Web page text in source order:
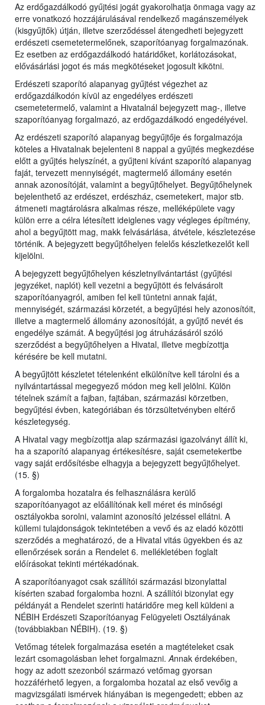
Az erdőgazdálkodó gyűjtési jogát gyakorolhatja önmaga vagy az
erre vonatkozó hozzájárulásával rendelkező magánszemélyek
(kisgyűjtők) útján, illetve szerződéssel átengedheti bejegyzett
erdészeti csemetetermelőnek, szaporítóanyag forgalmazónak.
Ez esetben az erdőgazdálkodó határidőket, korlátozásokat,
elővásárlási jogot és más megkötéseket jogosult kikötni.
Erdészeti szaporító alapanyag gyűjtést végezhet az
erdőgazdálkodón kívül az engedélyes erdészeti
csemetetermelő, valamint a Hivatalnál bejegyzett mag-, illetve
szaporítóanyag forgalmazó, az erdőgazdálkodó engedélyével.
Az erdészeti szaporító alapanyag begyűjtője és forgalmazója
köteles a Hivatalnak bejelenteni 8 nappal a gyűjtés megkezdése
előtt a gyűjtés helyszínét, a gyűjteni kívánt szaporító alapanyag
faját, tervezett mennyiségét, magtermelő állomány esetén
annak azonosítóját, valamint a begyűjtőhelyet. Begyűjtőhelynek
bejelenthető az erdészet, erdészház, csemetekert, major stb.
átmeneti magtárolásra alkalmas része, melléképülete vagy
külön erre a célra létesített ideiglenes vagy végleges építmény,
ahol a begyűjtött mag, makk felvásárlása, átvétele, készletezése
történik. A bejegyzett begyűjtőhelyen felelős készletkezelőt kell
kijelölni.
A bejegyzett begyűjtőhelyen készletnyilvántartást (gyűjtési
jegyzéket, naplót) kell vezetni a begyűjtött és felvásárolt
szaporítóanyagról, amiben fel kell tüntetni annak faját,
mennyiségét, származási körzetét, a begyűjtési hely azonosítóit,
illetve a magtermelő állomány azonosítóját, a gyűjtő nevét és
engedélye számát. A begyűjtési jog átruházásáról szóló
szerződést a begyűjtőhelyen a Hivatal, illetve megbízottja
kérésére be kell mutatni.
A begyűjtött készletet tételenként elkülönítve kell tárolni és a
nyilvántartással megegyező módon meg kell jelölni. Külön
tételnek számít a fajban, fajtában, származási körzetben,
begyűjtési évben, kategóriában és törzsültetvényben eltérő
készletegység.
A Hivatal vagy megbízottja alap származási igazolványt állít ki,
ha a szaporító alapanyag értékesítésre, saját csemetekertbe
vagy saját erdősítésbe elhagyja a bejegyzett begyűjtőhelyet.
(15. §)
A forgalomba hozatalra és felhasználásra kerülő
szaporítóanyagot az előállítónak kell méret és minőségi
osztályokba sorolni, valamint azonosító jelzéssel ellátni. A
küllemi tulajdonságok tekintetében a vevő és az eladó közötti
szerződés a meghatározó, de a Hivatal vitás ügyekben és az
ellenőrzések során a Rendelet 6. mellékletében foglalt
előírásokat tekinti mértékadónak.
A szaporítóanyagot csak szállítói származási bizonylattal
kísérten szabad forgalomba hozni. A szállítói bizonylat egy
példányát a Rendelet szerinti határidőre meg kell küldeni a
NÉBIH Erdészeti Szaporítóanyag Felügyeleti Osztályának
(továbbiakban NÉBIH). (19. §)
Vetőmag tételek forgalmazása esetén a magtételeket csak
lezárt csomagolásban lehet forgalmazni.Annak érdekében,
hogy az adott szezonból származó vetőmag gyorsan
hozzáférhető legyen, a forgalomba hozatal az első vevőig a
magvizsgálati ismérvek hiányában is megengedett; ebben az